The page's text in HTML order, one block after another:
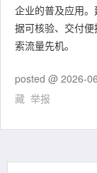
企业的普及应用
据可核验、交付
索流量先机。
posted @ 2026-
藏 举报